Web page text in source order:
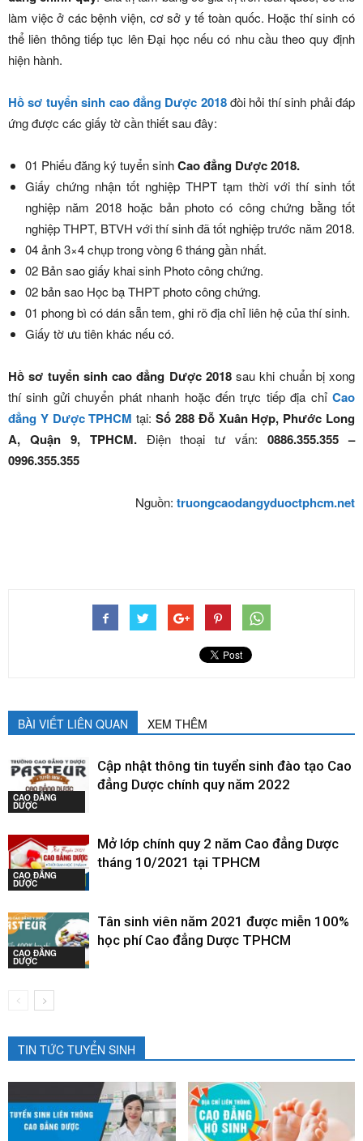
làm việc ở các bệnh viện, cơ sở y tế toàn quốc. Hoặc thí sinh có
thể liên thông tiếp tục lên Đại học nếu có nhu cầu theo quy định
hiện hành.
Hồ sơ tuyển sinh cao đẳng Dược 2018 đòi hỏi thí sinh phải đáp
ứng được các giấy tờ cần thiết sau đây:
01 Phiếu đăng ký tuyển sinhCao đẳng Dược 2018.
Giấy chứng nhận tốt nghiệp THPT tạm thời với thí sinh tốt
nghiệp năm 2018 hoặc bản photo có công chứng bằng tốt
nghiệp THPT, BTVH với thí sinh đã tốt nghiệp trước năm 2018.
04 ảnh 3×4 chụp trong vòng 6 tháng gần nhất.
02 Bản sao giấy khai sinh Photo công chứng.
02 bản sao Học bạ THPT photo công chứng.
01 phong bì có dán sẵn tem, ghi rõ địa chỉ liên hệ của thí sinh.
Giấy tờ ưu tiên khác nếu có.
Hồ sơ tuyển sinh cao đẳng Dược 2018sau khi chuẩn bị xong
thí sinh gửi chuyển phát nhanh hoặc đến trực tiếp địa chỉCao
đẳng Y Dược TPHCM tại:Số 288 Đỗ Xuân Hợp, Phước Long
A, Quận 9, TPHCM.Điện thoại tư vấn:0886.355.355 –
0996.355.355
Nguồn: truongcaodangyduoctphcm.net
BÀI VIẾT LIÊN QUAN XEM THÊM
CAO ĐẲNG
DƯỢC
Cập nhật thông tin tuyển sinh đào tạo Cao
đẳng Dược chính quy năm 2022
CAO ĐẲNG
DƯỢC
Mở lớp chính quy 2 năm Cao đẳng Dược
tháng 10/2021 tại TPHCM
CAO ĐẲNG
DƯỢC
Tân sinh viên năm 2021 được miễn 100%
học phí Cao đẳng Dược TPHCM
TIN TỨC TUYỂN SINH